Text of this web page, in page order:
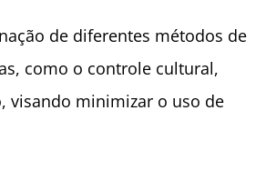
de diferentes métodos de
como o controle cultural,
visando minimizar o uso de